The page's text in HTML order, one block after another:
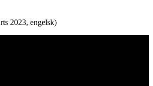
2023, engelsk)